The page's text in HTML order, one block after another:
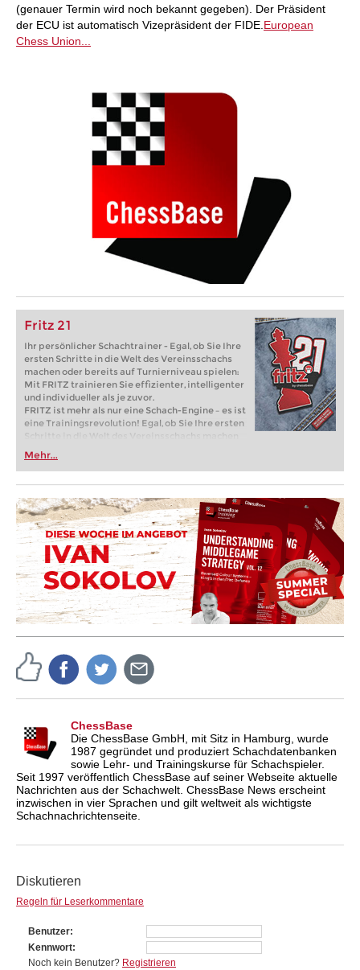
(genauer Termin wird noch bekannt gegeben). Der Präsident
der ECU ist automatisch Vizepräsident der FIDE. European
Chess Union...
Fritz 21
Ihr persönlicher Schachtrainer - Egal, ob Sie Ihre
ersten Schritte in die Welt des Vereinsschachs
machen oder bereits auf Turnierniveau spielen:
Mit FRITZ trainieren Sie effizienter, intelligenter
und individueller als je zuvor.
FRITZ ist mehr als nur eine Schach-Engine – es ist
eine Trainingsrevolution! Egal, ob Sie Ihre ersten
Schritte in die Welt des Vereinsschachs machen
oder bereits auf Turnierniveau spielen: Mit
FRITZ trainieren Sie effizienter, intelligenter und
individueller als je zuvor.
Mehr...
ChessBase
Die ChessBase GmbH, mit Sitz in Hamburg, wurde
1987 gegründet und produziert Schachdatenbanken
sowie Lehr- und Trainingskurse für Schachspieler.
Seit 1997 veröffentlich ChessBase auf seiner Webseite aktuelle
Nachrichten aus der Schachwelt. ChessBase News erscheint
inzwischen in vier Sprachen und gilt weltweit als wichtigste
Schachnachrichtenseite.
Diskutieren
Regeln für Leserkommentare
Benutzer
Kennwort
Noch kein Benutzer? Registrieren